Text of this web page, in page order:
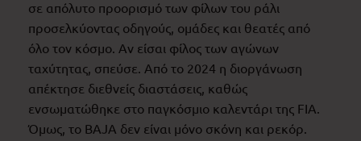
σε απόλυτο προορισμό των φίλων του ράλι
προσελκύοντας οδηγούς, ομάδες και θεατές από
όλο τον κόσμο. Αν είσαι φίλος των αγώνων
ταχύτητας, σπεύσε. Από το 2024 η διοργάνωση
απέκτησε διεθνείς διαστάσεις, καθώς
ενσωματώθηκε στο παγκόσμιο καλεντάρι της FIA.
Όμως, το BAJA δεν είναι μόνο σκόνη και ρεκόρ.